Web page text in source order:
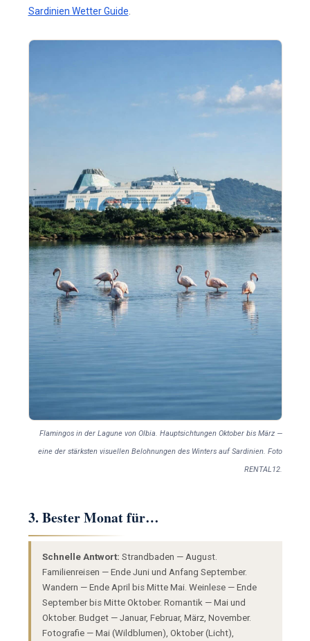
Sardinien Wetter Guide.
Flamingos in der Lagune von Olbia. Hauptsichtungen Oktober bis März —
eine der stärksten visuellen Belohnungen des Winters auf Sardinien. Foto
RENTAL12.
3. Bester Monat für…
Schnelle Antwort: Strandbaden — August.
Familienreisen — Ende Juni und Anfang September.
Wandern — Ende April bis Mitte Mai. Weinlese — Ende
September bis Mitte Oktober. Romantik — Mai und
Oktober. Budget — Januar, Februar, März, November.
Fotografie — Mai (Wildblumen), Oktober (Licht),